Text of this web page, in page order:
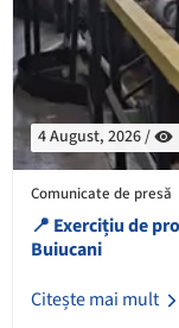
4 August, 2026 /
Comunicate de presă
📍 Exercițiu de
Buiucani
Citește mai mult